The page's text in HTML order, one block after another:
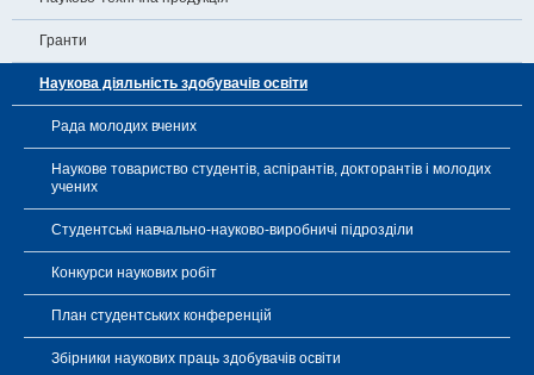
Гранти
Наукова діяльність здобувачів освіти
Рада молодих вчених
Наукове товариство студентів, аспірантів, докторантів і молодих
учених
Студентські навчально-науково-виробничі підрозділи
Конкурси наукових робіт
План студентських конференцій
Збірники наукових праць здобувачів освіти